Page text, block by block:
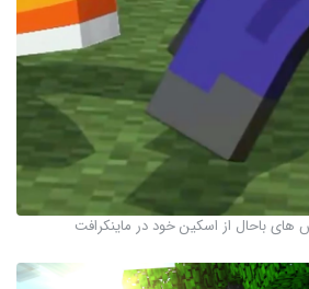
باحال از اسکین خود در ماینکرافت